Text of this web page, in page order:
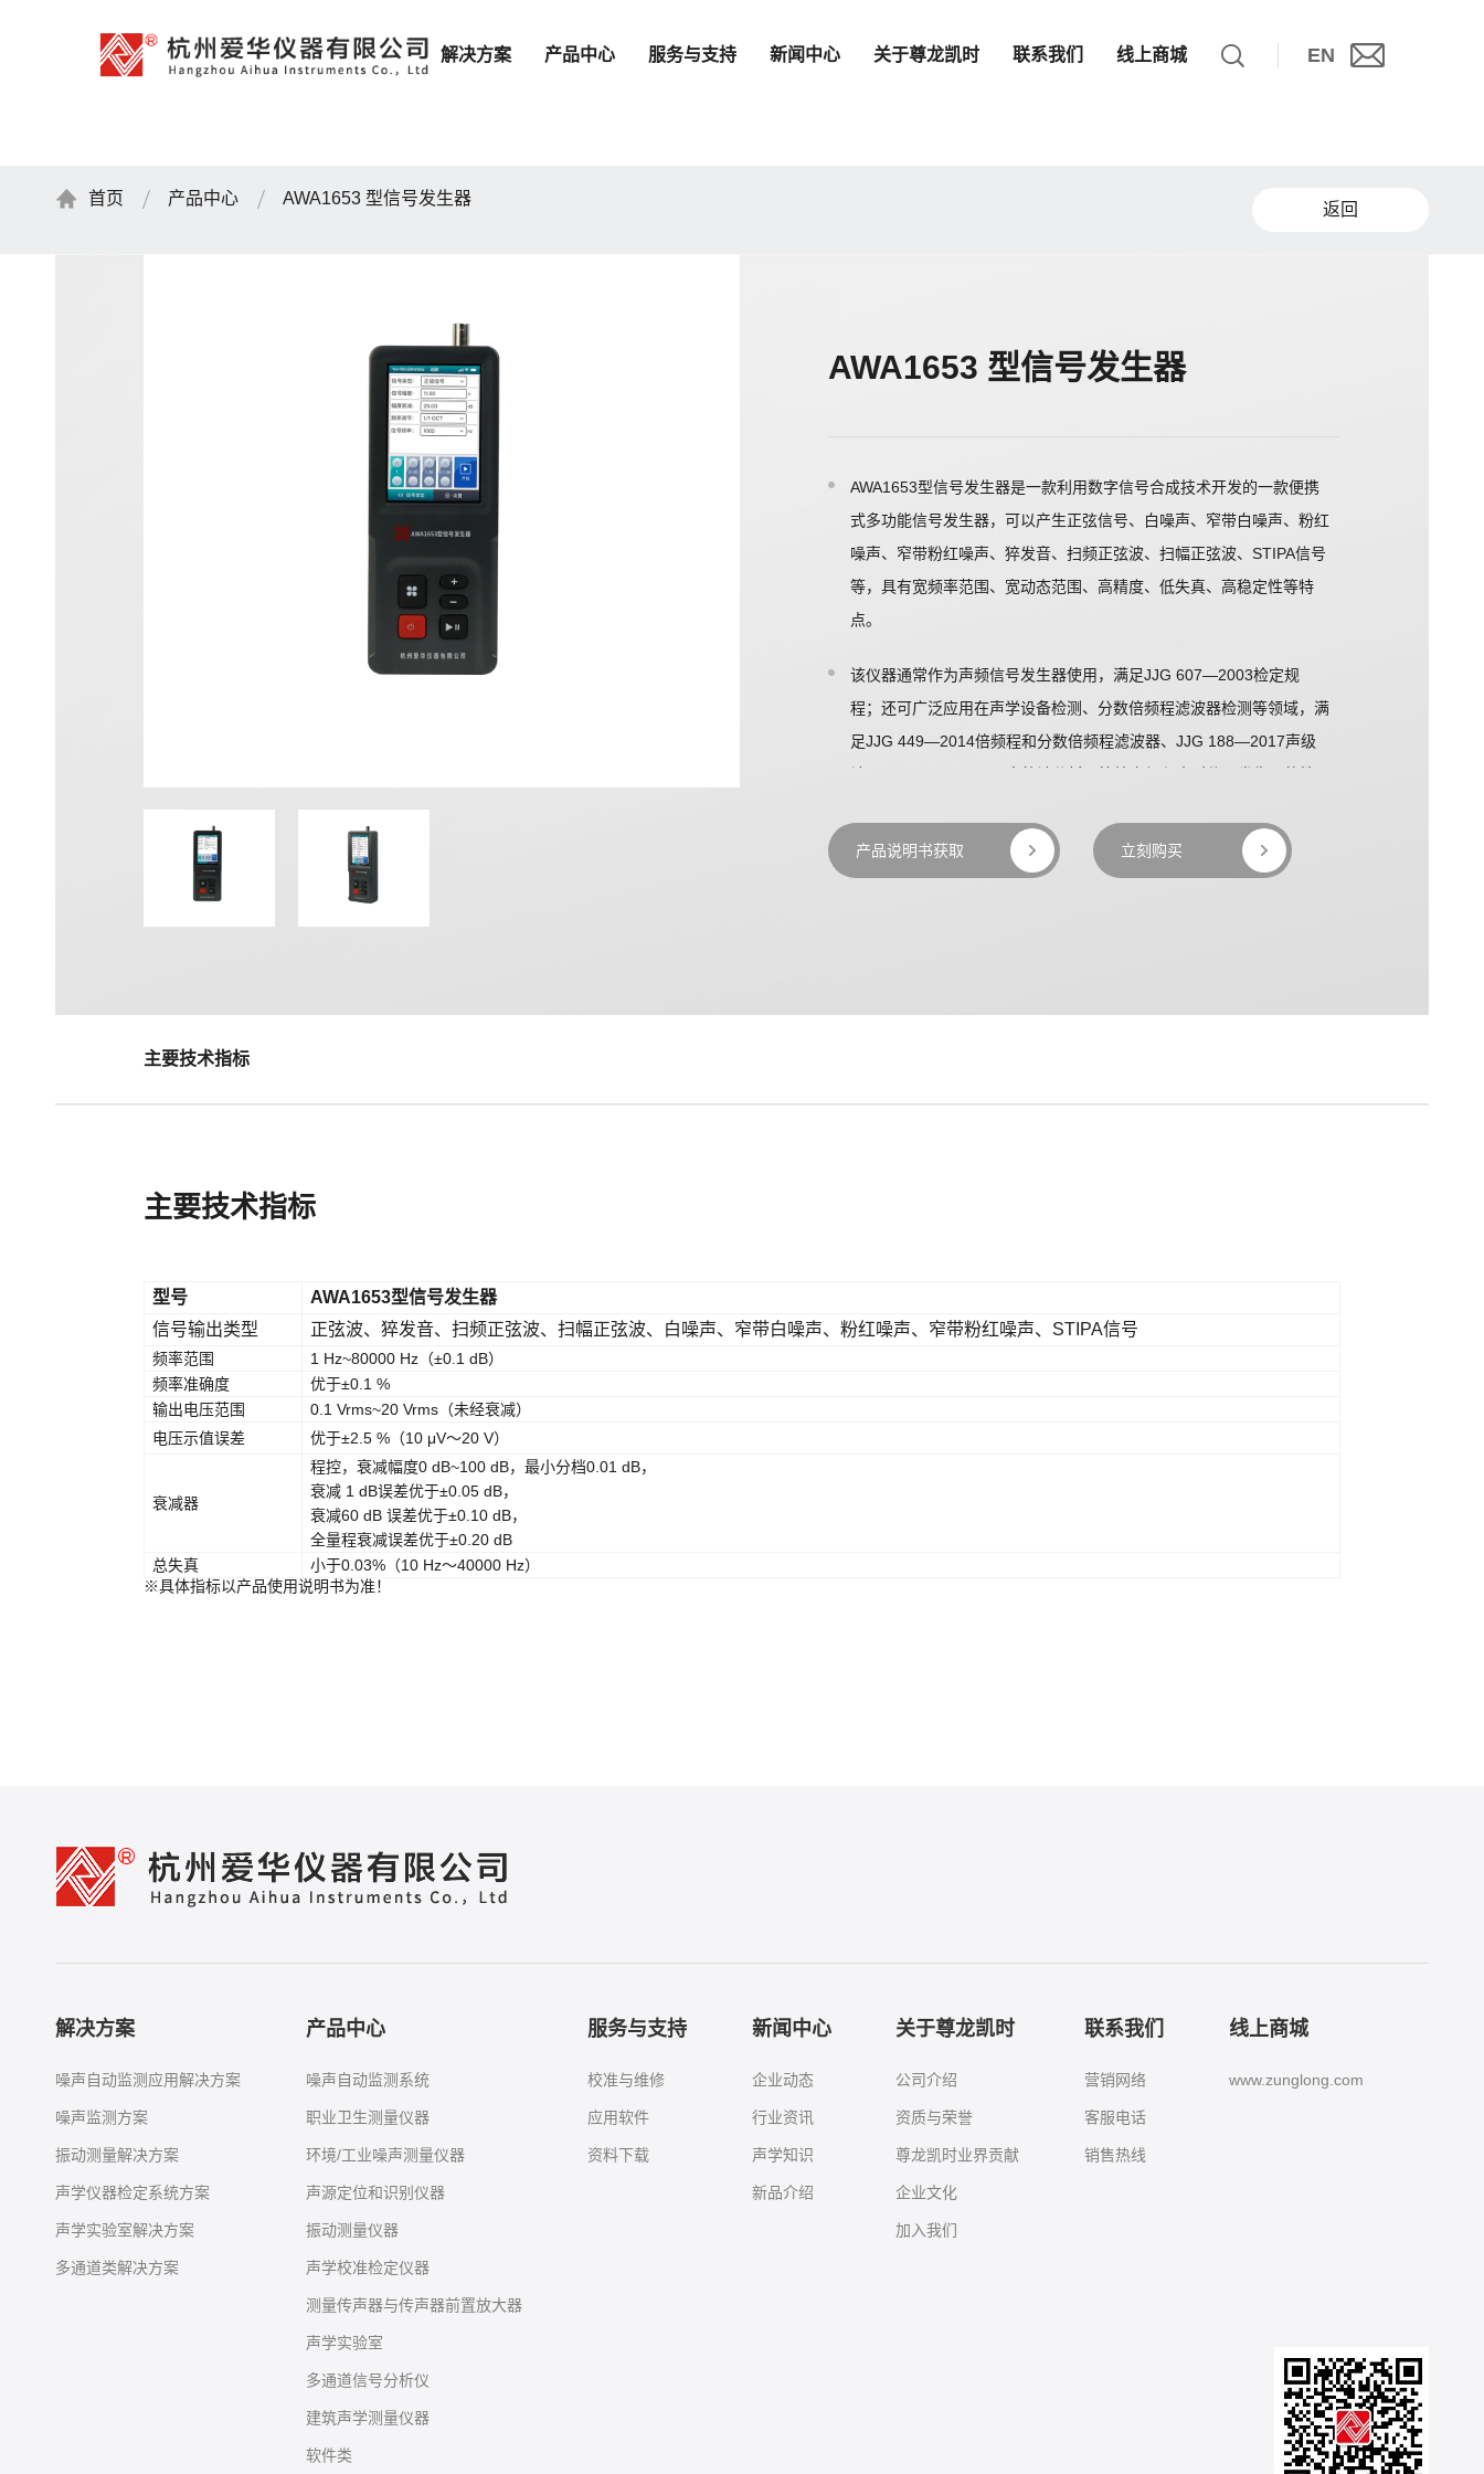
EN
解决方案 产品中心 服务与支持 新闻中心 关于尊龙凯时 联系我们 线上商城
首页 产品中心 AWA1653 型信号发生器
返回
AWA1653 型信号发生器
AWA1653型信号发生器是一款利用数字信号合成技术开发的一款便携
式多功能信号发生器，可以产生正弦信号、白噪声、窄带白噪声、粉红
噪声、窄带粉红噪声、猝发音、扫频正弦波、扫幅正弦波、STIPA信号
等，具有宽频率范围、宽动态范围、高精度、低失真、高稳定性等特
点。
该仪器通常作为声频信号发生器使用，满足JJG 607—2003检定规
程；还可广泛应用在声学设备检测、分数倍频程滤波器检测等领域，满
足JJG 449—2014倍频程和分数倍频程滤波器、JJG 188—2017声级
试需求。
产品说明书获取 立刻购买
主要技术指标
主要技术指标
型号
AWA1653型信号发生器
信号输出类型
正弦波、猝发音、扫频正弦波、扫幅正弦波、白噪声、窄带白噪声、粉红噪声、窄带粉红噪声、STIPA信号
频率范围
1 Hz~80000 Hz（±0.1 dB）
频率准确度
优于±0.1 %
输出电压范围
0.1 Vrms~20 Vrms（未经衰减）
电压示值误差
优于±2.5 %（10 μV～20 V）
衰减器
程控，衰减幅度0 dB~100 dB，最小分档0.01 dB，
衰减 1 dB误差优于±0.05 dB，
衰减60 dB 误差优于±0.10 dB，
全量程衰减误差优于±0.20 dB
总失真
小于0.03%（10 Hz～40000 Hz）
※具体指标以产品使用说明书为准！
解决方案
噪声自动监测应用解决方案
噪声监测方案
振动测量解决方案
声学仪器检定系统方案
声学实验室解决方案
多通道类解决方案
产品中心
噪声自动监测系统
职业卫生测量仪器
环境/工业噪声测量仪器
声源定位和识别仪器
振动测量仪器
声学校准检定仪器
测量传声器与传声器前置放大器
声学实验室
多通道信号分析仪
建筑声学测量仪器
软件类
服务与支持
校准与维修
应用软件
资料下载
新闻中心
企业动态
行业资讯
声学知识
新品介绍
关于尊龙凯时
公司介绍
资质与荣誉
尊龙凯时业界贡献
企业文化
加入我们
联系我们
营销网络
客服电话
销售热线
线上商城
www.zunglong.com